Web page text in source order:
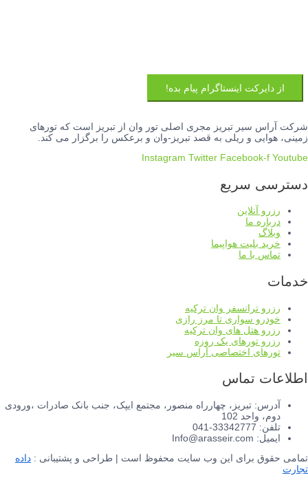
از دایرکت اینستاگرام پیام بده!
شرکت آراس سیر تبریز مجری اصلی تور وان از تبریز است که تورهای
زمینی، هوایی و ریلی به قصد تبریز-وان و برعکس را برگزار می کند.
Instagram Twitter Facebook-f Youtube
دسترسی سریع
رزرو آنلاین
درباره ما
وبلاگ
خرید بلیت هواپیما
تماس با ما
خدمات
رزرو ترانسفر وان ترکیه
خودرو سواری تا مرز رازی
رزرو هتل های وان ترکیه
رزرو تورهای یک روزه
تورهای اختصاصی آراس سیر
اطلاعات تماس
آدرس: تبریز، چهارراه منصور، مجتمع ایپک، جنب بانک صادرات ،ورودی
دوم، واحد 102
تلفن: 33342777-041
ایمیل: Info@arasseir.com
تمامی حقوق برای این وب سایت محفوظ است | طراحی و پشتیبانی : داده
تجارت